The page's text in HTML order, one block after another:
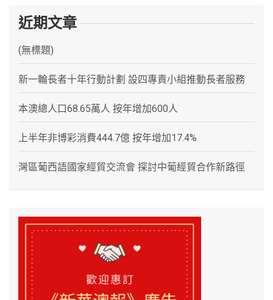
近期文章
(無標題)
新一輪長者十年行動計劃 設四專責小組推動長者服務
本澳總人口68.65萬人 按年增加600人
上半年非博彩消費444.7億 按年增加17.4%
灣區葡西語國家經貿交流會 探討中葡經貿合作新路徑